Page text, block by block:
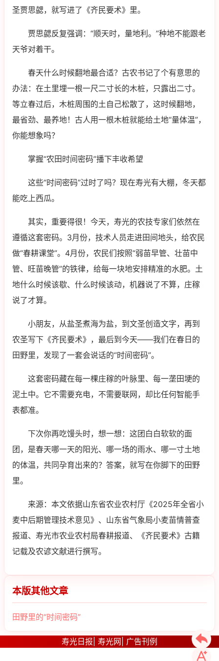
圣贾思勰，就写进了《齐民要术》里。
贾思勰反复强调：“顺天时，量地利。”种地不能跟老
天爷对着干。
春天什么时候翻地最合适？古农书记了个有意思的
办法：在土里埋一根一尺二寸长的木桩，只露出二寸。
等立春过后，木桩周围的土自己松散了，这时候翻地，
最省劲、最养地！古人用一根木桩就能给土地“量体温”，
你能想象吗？
掌握“农田时间密码”播下丰收希望
这些“时间密码”过时了吗？现在寿光有大棚，冬天都
能吃上西瓜。
其实，重要得很！今天，寿光的农技专家们依然在
遵循这套密码。3月份，技术人员走进田间地头，给农民
做“春耕课堂”。4月份，农民们按照“弱苗早管、壮苗中
管、旺苗晚管”的铁律，给每一块地安排精准的水肥。土
地什么时候该歇、什么时候该动，机器说了不算，庄稼
说了才算。
小朋友，从盐圣煮海为盐，到文圣创造文字，再到
农圣写下《齐民要术》，最后到今天——我们在春日的
田野里，发现了一套会说话的“时间密码”。
这套密码藏在每一棵庄稼的叶脉里、每一垄田埂的
泥土中。它不需要充电，不需要联网，却比任何智能手
表都准。
下次你再吃馒头时，想一想：这团白白软软的面
团，是春天哪一天的阳光、哪一场的雨水、哪一寸土地
的体温，共同孕育出来的？答案，就写在你脚下的田野
里。
来源：本文依据山东省农业农村厅《2025年全省小
麦中后期管理技术意见》、山东省气象局小麦苗情普查
报道、寿光市农业农村局春耕报道、《齐民要术》古籍
记载及农谚文献进行撰写。
本版其他文章
田野里的“时间密码”
寿光日报 寿光网 广告刊例